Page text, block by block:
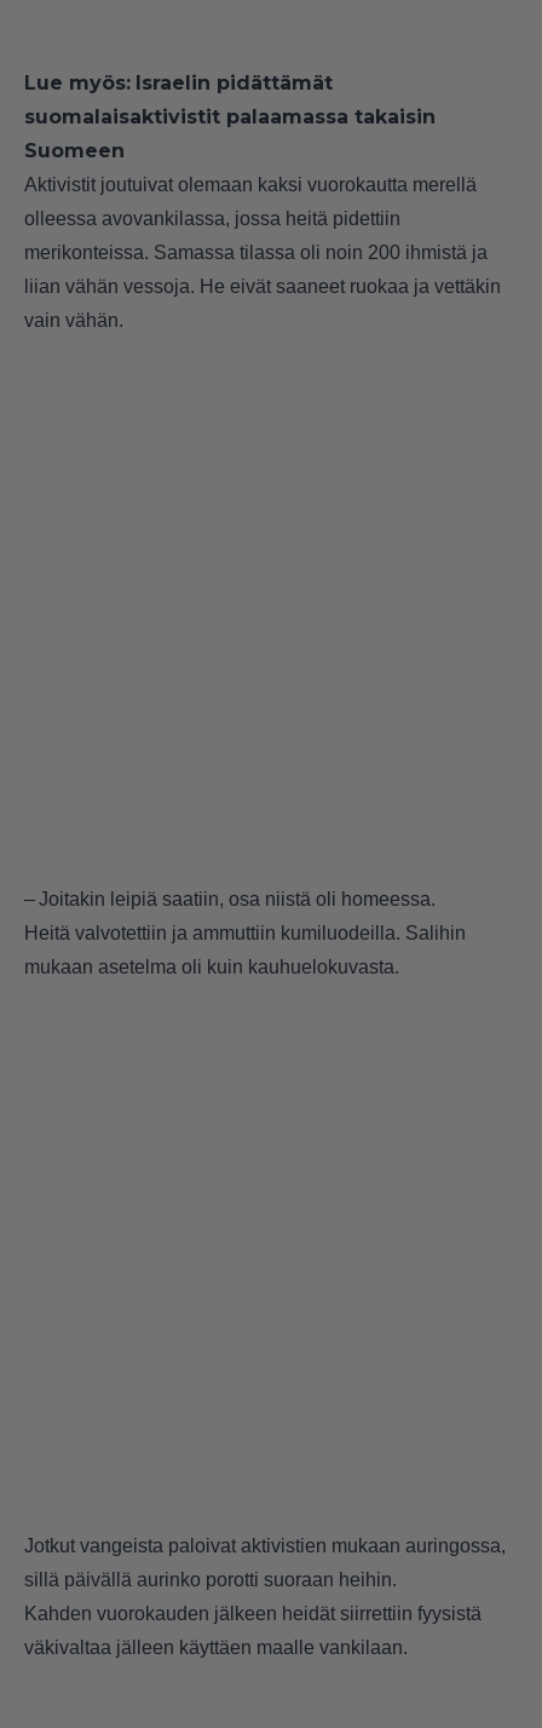
Lue myös: Israelin pidättämät
suomalaisaktivistit palaamassa takaisin
Suomeen
Aktivistit joutuivat olemaan kaksi vuorokautta merellä
olleessa avovankilassa, jossa heitä pidettiin
merikonteissa. Samassa tilassa oli noin 200 ihmistä ja
liian vähän vessoja. He eivät saaneet ruokaa ja vettäkin
vain vähän.
– Joitakin leipiä saatiin, osa niistä oli homeessa.
Heitä valvotettiin ja ammuttiin kumiluodeilla. Salihin
mukaan asetelma oli kuin kauhuelokuvasta.
Jotkut vangeista paloivat aktivistien mukaan auringossa,
sillä päivällä aurinko porotti suoraan heihin.
Kahden vuorokauden jälkeen heidät siirrettiin fyysistä
väkivaltaa jälleen käyttäen maalle vankilaan.